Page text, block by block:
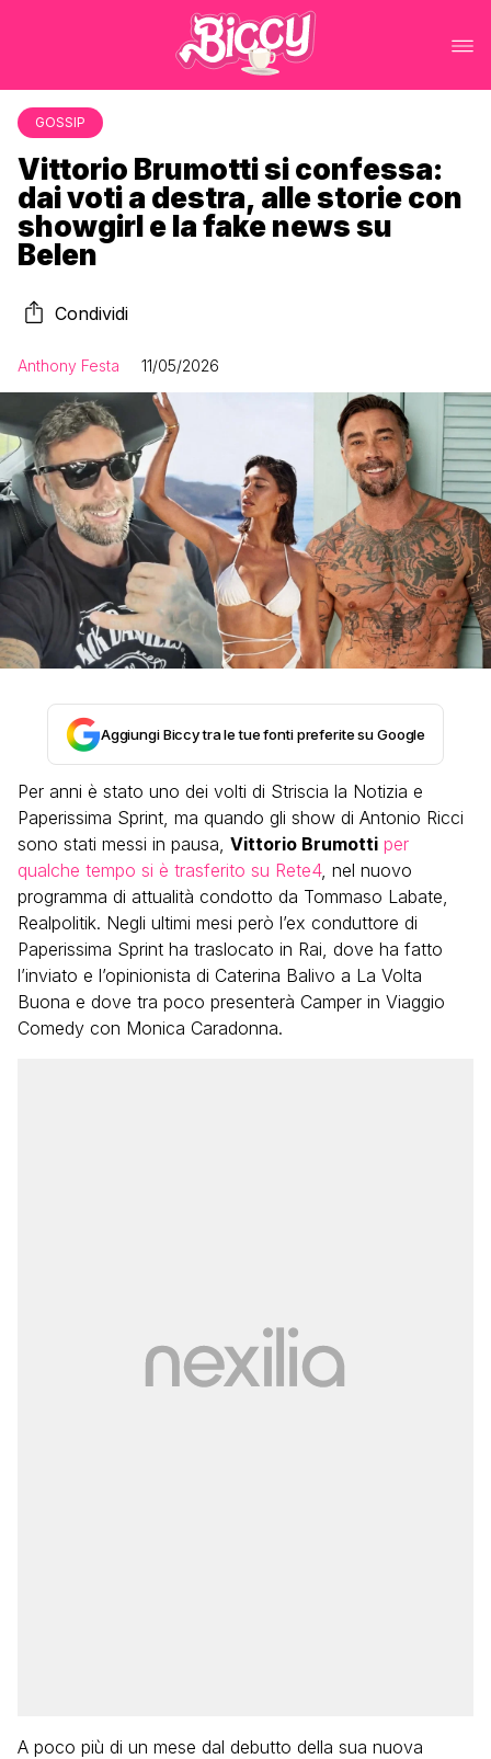
GOSSIP
Vittorio Brumotti si confessa:
dai voti a destra, alle storie con
showgirl e la fake news su
Belen
Condividi
Anthony Festa 11/05/2026
Aggiungi Biccy tra le tue fonti preferite su Google
Per anni è stato uno dei volti di Striscia la Notizia e
Paperissima Sprint, ma quando gli show di Antonio Ricci
sono stati messi in pausa, Vittorio Brumotti per
qualche tempo si è trasferito su Rete4, nel nuovo
programma di attualità condotto da Tommaso Labate,
Realpolitik. Negli ultimi mesi però l’ex conduttore di
Paperissima Sprint ha traslocato in Rai, dove ha fatto
l’inviato e l’opinionista di Caterina Balivo a La Volta
Buona e dove tra poco presenterà Camper in Viaggio
Comedy con Monica Caradonna.
A poco più di un mese dal debutto della sua nuova